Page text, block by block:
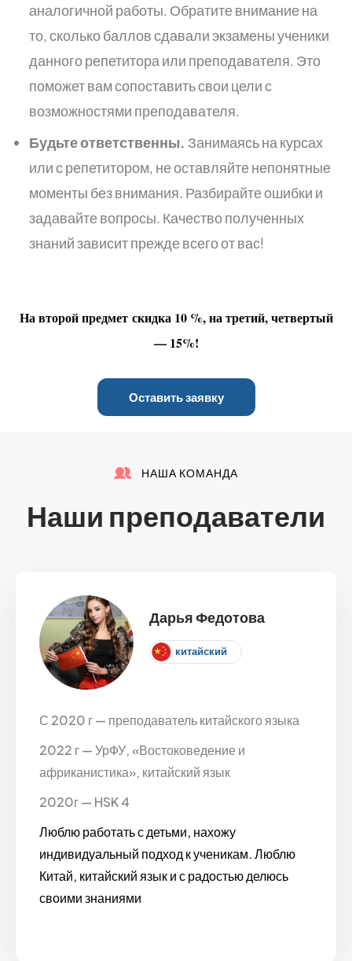
аналогичной работы. Обратите внимание на
то, сколько баллов сдавали экзамены ученики
данного репетитора или преподавателя. Это
поможет вам сопоставить свои цели с
возможностями преподавателя.
Будьте ответственны. Занимаясь на курсах
или с репетитором, не оставляйте непонятные
моменты без внимания. Разбирайте ошибки и
задавайте вопросы. Качество полученных
знаний зависит прежде всего от вас!
На второй предмет скидка 10 %, на третий, четвертый
— 15%!
Оставить заявку
НАША КОМАНДА
Наши преподаватели
Дарья Федотова
китайский
С 2020 г — преподаватель китайского языка
2022 г — УрФУ, «Востоковедение и
африканистика», китайский язык
2020г — HSK 4
Люблю работать с детьми, нахожу
индивидуальный подход к ученикам. Люблю
Китай, китайский язык и с радостью делюсь
своими знаниями